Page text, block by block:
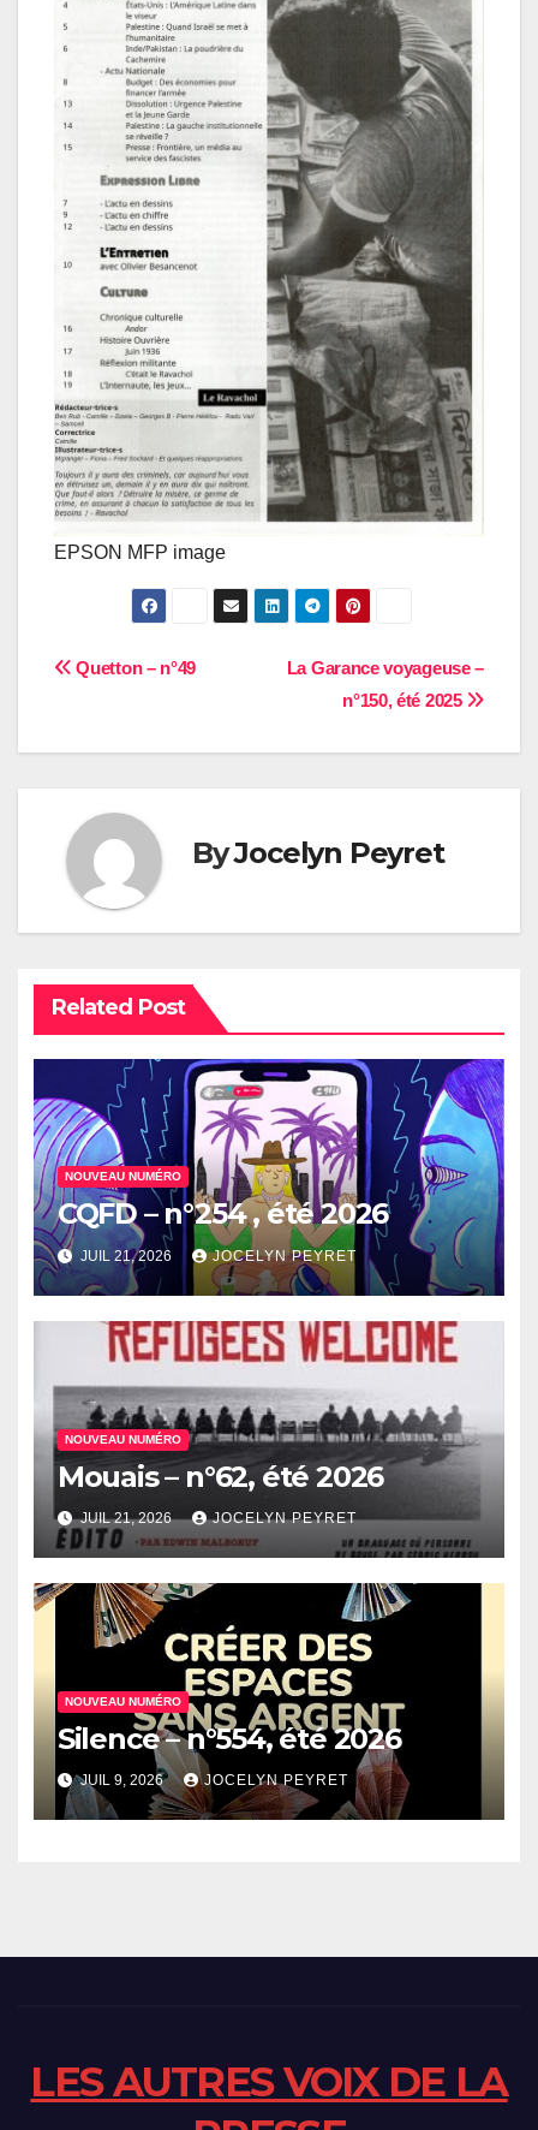
EPSON MFP image
Navigation
La Garance voyageuse –
n°150, été 2025
Quetton – n°49
ByJocelyn Peyret
Related Post
NOUVEAU NUMÉRO
CQFD – n°254 , été 2026
JUIL 21, 2026 JOCELYN PEYRET
NOUVEAU NUMÉRO
Mouais – n°62, été 2026
JUIL 21, 2026 JOCELYN PEYRET
NOUVEAU NUMÉRO
Silence – n°554, été 2026
JUIL 9, 2026 JOCELYN PEYRET
LES AUTRES VOIX DE LA